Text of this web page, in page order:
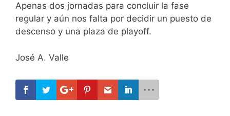
Apenas dos jornadas para concluir la fase
regular y aún nos falta por decidir un puesto de
descenso y una plaza de playoff.
José A. Valle